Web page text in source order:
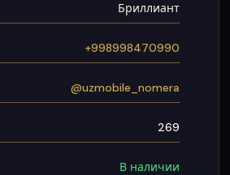
Бриллиант
+998998470990
@uzmobile_nomera
269
В наличии